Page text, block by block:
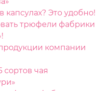
капсулах? Это удобно!
трюфели фабрики
компании
сортов чая